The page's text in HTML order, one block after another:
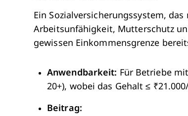
Ein Sozialversicherungssystem,
Arbeitsunfähigkeit, Mutterschutz
gewissen Einkommensgrenze
Anwendbarkeit: Für Betriebe
20+), wobei das Gehalt ≤
Beitrag: